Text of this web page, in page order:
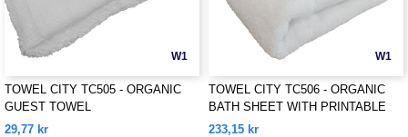
W1
TOWEL CITY TC505 - ORGANIC
GUEST TOWEL
29,77 kr
W1
TOWEL CITY TC506 - ORGANIC
BATH SHEET WITH PRINTABLE
BORDER
233,15 kr